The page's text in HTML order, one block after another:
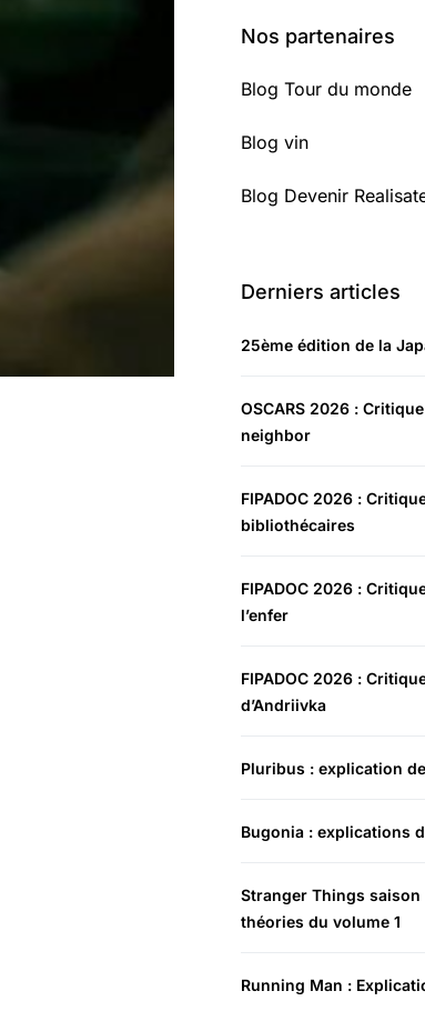
Nos partenaires
Blog Tour du monde
Blog vin
Blog Devenir
Derniers articles
25ème édition de la
OSCARS 2026 :
neighbor
FIPADOC 2026 :
bibliothécaires
FIPADOC 2026 :
l’enfer
FIPADOC 2026 :
d’Andriivka
Pluribus : explication
Bugonia : explications
Stranger Things
théories du volume 1
Running Man :